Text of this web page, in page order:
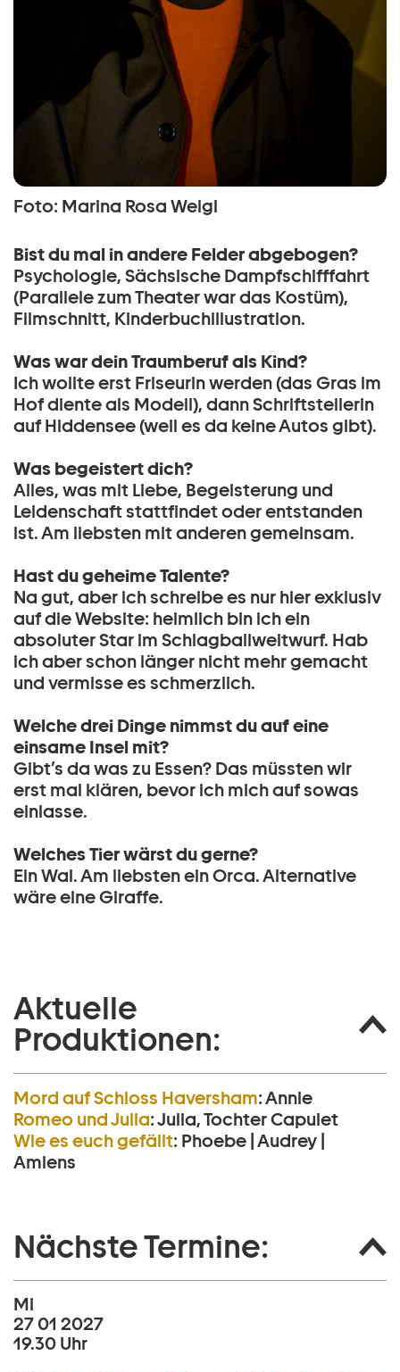
Foto: Marina Rosa Weigl
Bist du mal in andere Felder abgebogen?
Psychologie, Sächsische Dampfschifffahrt
(Parallele zum Theater war das Kostüm),
Filmschnitt, Kinderbuchillustration.
Was war dein Traumberuf als Kind?
Ich wollte erst Friseurin werden (das Gras im
Hof diente als Modell), dann Schriftstellerin
auf Hiddensee (weil es da keine Autos gibt).
Was begeistert dich?
Alles, was mit Liebe, Begeisterung und
Leidenschaft stattfindet oder entstanden
ist. Am liebsten mit anderen gemeinsam.
Hast du geheime Talente?
Na gut, aber ich schreibe es nur hier exklusiv
auf die Website: heimlich bin ich ein
absoluter Star im Schlagballweitwurf. Hab
ich aber schon länger nicht mehr gemacht
und vermisse es schmerzlich.
Welche drei Dinge nimmst du auf eine
einsame Insel mit?
Gibt’s da was zu Essen? Das müssten wir
erst mal klären, bevor ich mich auf sowas
einlasse.
Welches Tier wärst du gerne?
Ein Wal. Am liebsten ein Orca. Alternative
wäre eine Giraffe.
Aktuelle
Produktionen:
Mord auf Schloss Haversham:Annie
Romeo und Julia:Julia, Tochter Capulet
Wie es euch gefällt: Phoebe | Audrey |
Amiens
Nächste Termine:
Mi
27 01 2027
19.30 Uhr